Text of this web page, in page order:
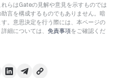
らはGateの見解や意見を示すものでは
言を構成するものでもありません。暗
。意思決定を行う際には、本ページの
細については、 免責事項をご確認くだ